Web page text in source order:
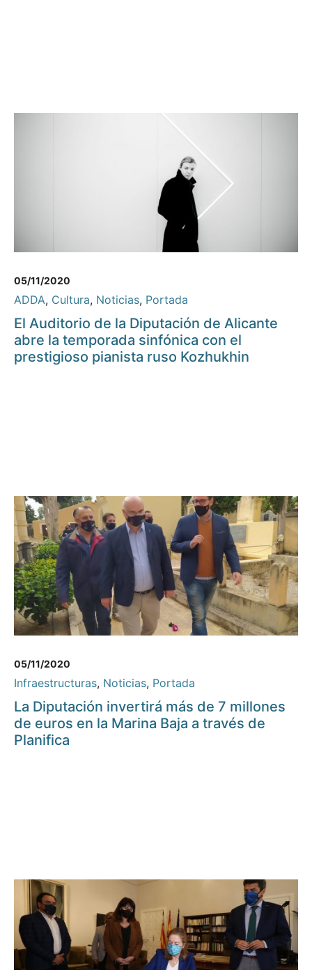
05/11/2020
ADDA, Cultura, Noticias, Portada
El Auditorio de la Diputación de Alicante
abre la temporada sinfónica con el
prestigioso pianista ruso Kozhukhin
05/11/2020
Infraestructuras, Noticias, Portada
La Diputación invertirá más de 7 millones
de euros en la Marina Baja a través de
Planifica